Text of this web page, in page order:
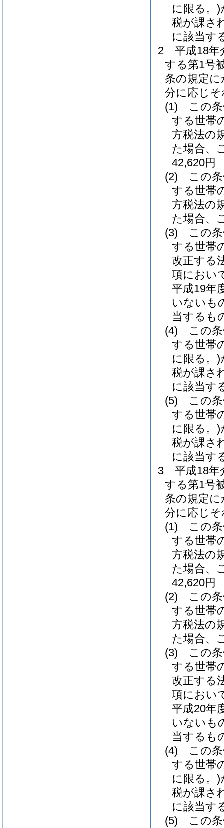
に限る。)
税が課さ
に該当す
2
平成18年
する第1号
条の規定
分に応じ
(1)
この
する世帯
方税法の
た場合、
42,620円
(2)
この
する世帯
方税法の
た場合、
(3)
この
する世帯
改正する
項におい
平成19年
いないも
当するも
(4)
この
する世帯
に限る。)
税が課さ
に該当す
(5)
この
する世帯
に限る。)
税が課さ
に該当す
3
平成18年
する第1号
条の規定
分に応じ
(1)
この
する世帯
方税法の
た場合、
42,620円
(2)
この
する世帯
方税法の
た場合、
(3)
この
する世帯
改正する
項におい
平成20年
いないも
当するも
(4)
この
する世帯
に限る。)
税が課さ
に該当す
(5)
この